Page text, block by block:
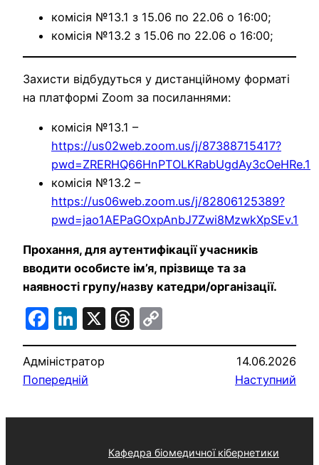
комісія №13.1 з 15.06 по 22.06 о 16:00;
комісія №13.2 з 15.06 по 22.06 о 16:00;
Захисти відбудуться у дистанційному форматі
на платформі Zoom за посиланнями:
комісія №13.1 –
https://us02web.zoom.us/j/87388715417?
pwd=ZRERHQ66HnPTOLKRabUgdAy3cOeHRe.1
комісія №13.2 –
https://us06web.zoom.us/j/82806125389?
pwd=jao1AEPaGOxpAnbJ7Zwi8MzwkXpSEv.1
Прохання, для аутентифікації учасників
вводити особисте ім’я, прізвище та за
наявності групу/назву катедри/організації.
Facebook
LinkedIn
X Threads
Link
Адміністратор
14.06.2026
Попередній
Наступний
Кафедра біомедичної кібернетики